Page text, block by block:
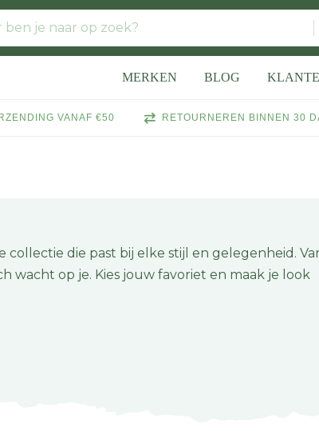
MERKEN BLOG
VANAF €50 RETOURNEREN BINNEN 30
die past bij elke stijl en gelegenheid.
wacht op je. Kies jouw favoriet en maak je look